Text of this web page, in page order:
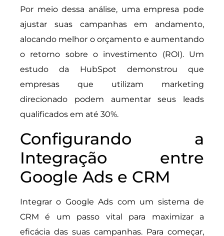
Por meio dessa análise, uma empresa pode
ajustar suas campanhas em andamento,
alocando melhor o orçamento e aumentando
o retorno sobre o investimento (ROI). Um
estudo da HubSpot demonstrou que
empresas que utilizam marketing
direcionado podem aumentar seus leads
qualificados em até 30%.
Configurando a
Integração entre
Google Ads e CRM
Integrar o Google Ads com um sistema de
CRM é um passo vital para maximizar a
eficácia das suas campanhas. Para começar,